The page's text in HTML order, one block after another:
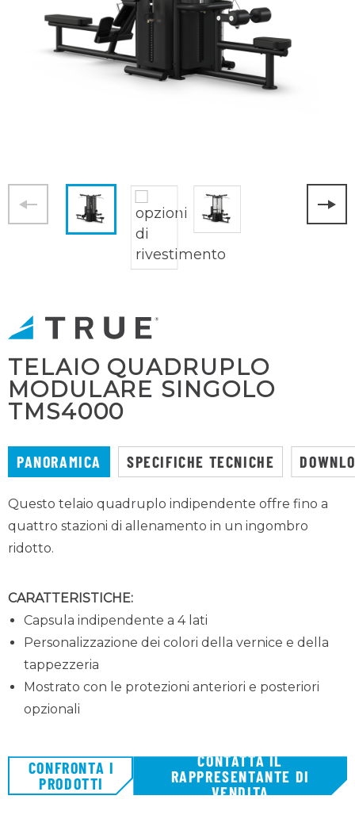
TELAIO QUADRUPLO
MODULARE SINGOLO
TMS4000
PANORAMICA SPECIFICHE TECNICHE
Questo telaio quadruplo indipendente offre fino a
quattro stazioni di allenamento in un ingombro
ridotto.
CARATTERISTICHE:
Capsula indipendente a 4 lati
Personalizzazione dei colori della vernice e della
tappezzeria
Mostrato con le protezioni anteriori e posteriori
opzionali
CONFRONTA I
PRODOTTI
CONTATTA IL
RAPPRESENTANTE DI
VENDITA